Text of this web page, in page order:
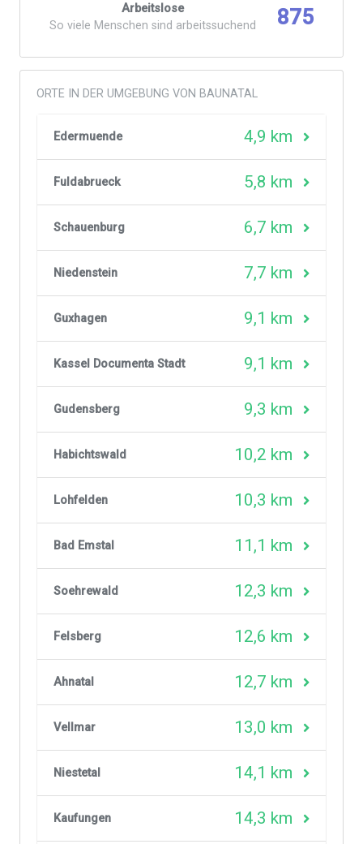
Arbeitslose
So viele Menschen sind arbeitssuchend
875
ORTE IN DER UMGEBUNG VON BAUNATAL
Edermuende 4,9 km
Fuldabrueck 5,8 km
Schauenburg 6,7 km
Niedenstein 7,7 km
Guxhagen 9,1 km
Kassel Documenta Stadt 9,1 km
Gudensberg 9,3 km
Habichtswald 10,2 km
Lohfelden 10,3 km
Bad Emstal 11,1 km
Soehrewald 12,3 km
Felsberg 12,6 km
Ahnatal 12,7 km
Vellmar 13,0 km
Niestetal 14,1 km
Kaufungen 14,3 km